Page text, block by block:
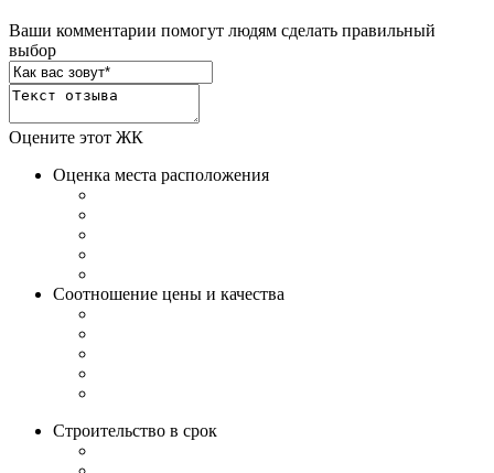
Ваши комментарии помогут людям сделать правильный
выбор
Оцените этот ЖК
Оценка места расположения
Соотношение цены и качества
Строительство в срок